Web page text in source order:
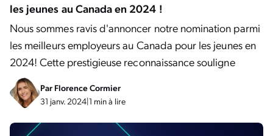
les jeunes au Canada en 2024 !
Nous sommes ravis d'annoncer notre nomination parmi
les meilleurs employeurs au Canada pour les jeunes en
2024! Cette prestigieuse reconnaissance souligne
Par Florence Cormier
31 janv. 2024|1 min à lire